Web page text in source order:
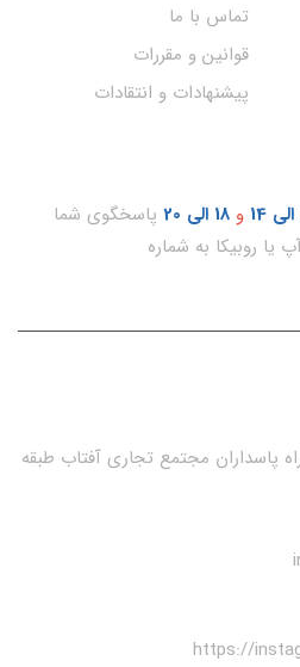
تماس با ما
قوانین و مقررات
پیشنهادات و انتقادات
الی 14 و 18 الی 20
پاسخگوی شما
روبیکا به شماره
پاسداران مجتمع تجاری آفتاب طبقه
https://